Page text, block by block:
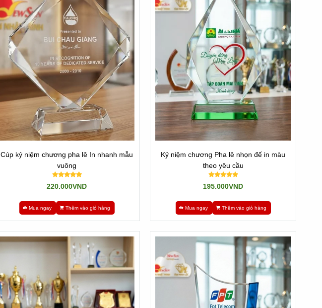
Cúp kỷ niệm chương pha lê In nhanh mẫu
vuông
220.000VND
Mua ngay Thêm vào giỏ hàng
Kỷ niệm chương Pha lê nhọn đế in màu
theo yêu cầu
195.000VND
Mua ngay Thêm vào giỏ hàng